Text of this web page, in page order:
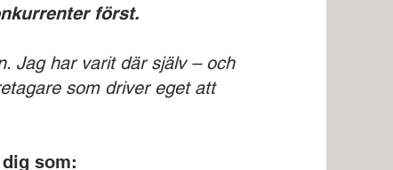
först.
Jag har varit där själv – och
som driver eget att
som: